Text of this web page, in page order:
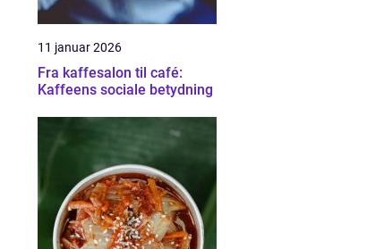
11 januar 2026
Fra kaffesalon til café:
Kaffeens sociale betydning